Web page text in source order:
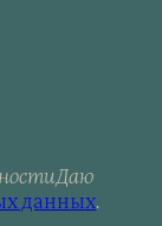
Даю
данных.